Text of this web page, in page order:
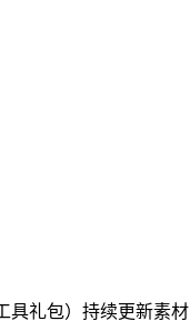
具礼包）持续更新素材